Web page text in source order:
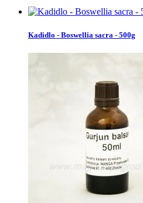
Kadidlo - Boswellia sacra - 500g